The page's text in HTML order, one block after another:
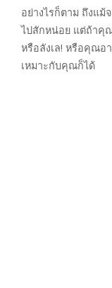
อย่างไรก็ตาม ถึงแม้
ไปสักหน่อย แต่ถ้าคุ
หรือลังเล! หรือคุณอ
เหมาะกับคุณก็ได้